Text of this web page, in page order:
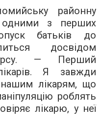
районну
з перших
батьків до
досвідом
— Перший
Я завжди
лікарям, що
роблять
лікарю, у неї